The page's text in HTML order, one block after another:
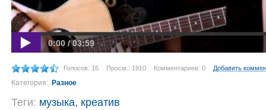
0:00 / 03:59
Голосов: 15 Просм.: 1910 Комментариев: 0 Добавить
Категория: Разное
Теги: музыка, креатив